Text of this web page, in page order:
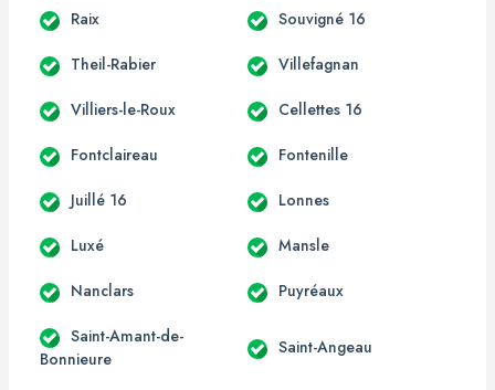
Raix Souvigné 16
Theil-Rabier Villefagnan
Villiers-le-Roux Cellettes 16
Fontclaireau Fontenille
Juillé 16 Lonnes
Luxé Mansle
Nanclars Puyréaux
Saint-Amant-de-
Bonnieure
Saint-Angeau